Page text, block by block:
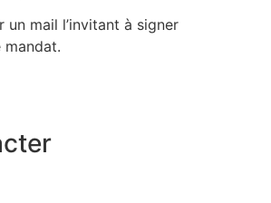
mail l’invitant à signer